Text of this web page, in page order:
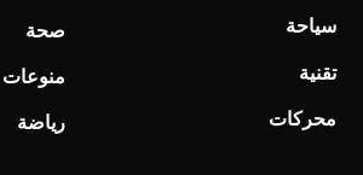
سياحة
تقنية
محركات
صحة
منوعات
رياضة